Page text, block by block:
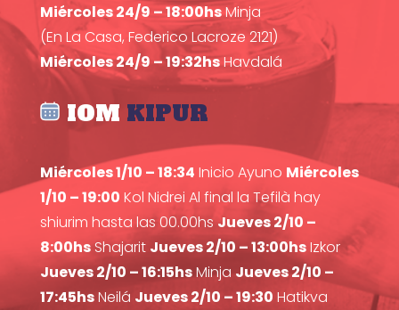
Miércoles 24/9 – 18:00hsMinja
(En La Casa, Federico Lacroze 2121)
Miércoles 24/9 – 19:32hsHavdalá
IOM KIPUR
Miércoles 1/10 – 18:34 Inicio Ayuno Miércoles
1/10 – 19:00 Kol Nidrei Al final la Tefilà hay
shiurim hasta las 00.00hsJueves 2/10 –
8:00hsShajarit Jueves 2/10 – 13:00hsIzkor
Jueves 2/10 – 16:15hsMinja Jueves 2/10 –
17:45hsNeilá Jueves 2/10 – 19:30 Hatikva